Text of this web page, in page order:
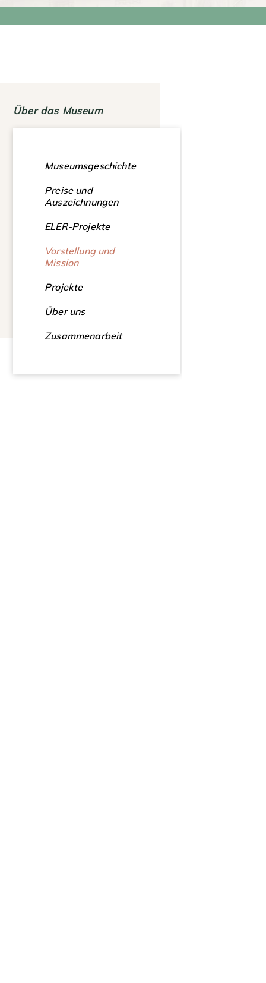
Über das Museum
Museumsgeschichte
Preise und
Auszeichnungen
ELER-Projekte
Vorstellung und
Mission
Projekte
Über uns
Zusammenarbeit